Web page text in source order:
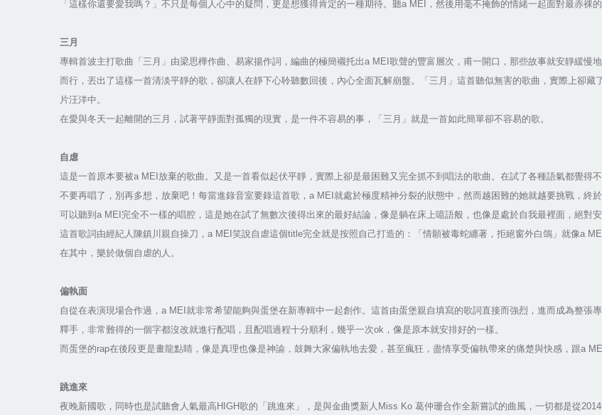
「這樣你還要愛我嗎？」不只是每個人心中的疑問，更是想獲得肯定的一種期待。聽a MEI，然後用毫不掩飾的情緒一起面對最赤裸的
三月
專輯首波主打歌曲「三月」由梁思樺作曲、易家揚作詞，編曲的極簡襯托出a MEI歌聲的豐富層次，甫一開口，那些故事就安靜緩慢
而行，丟出了這樣一首清淡平靜的歌，卻讓人在靜下心聆聽數回後，內心全面瓦解崩盤。「三月」這首聽似無害的歌曲，實際上卻
片汪洋中。
在愛與冬天一起離開的三月，試著平靜面對孤獨的現實，是一件不容易的事，「三月」就是一首如此簡單卻不容易的歌。
自虐
這是一首原本要被a MEI放棄的歌曲。又是一首看似起伏平靜，實際上卻是最困難又完全抓不到唱法的歌曲。在試了各種語氣都覺得
不要再唱了，別再多想，放棄吧！每當進錄音室要錄這首歌，a MEI就處於極度精神分裂的狀態中，然而越困難的她就越要挑戰，終
可以聽到a MEI完全不一樣的唱腔，這是她在試了無數次後得出來的最好結論，像是躺在床上噫語般，也像是處於自我最裡面，絕對
這首歌詞由經紀人陳鎮川親自操刀，a MEI笑說自虐這個title完全就是按照自己打造的：「情願被毒蛇纏著，拒絕窗外白鴿」就像a
在其中，樂於做個自虐的人。
偏執面
自從在表演現場合作過，a MEI就非常希望能夠與蛋堡在新專輯中一起創作。這首由蛋堡親自填寫的歌詞直接而強烈，進而成為整張
釋手，非常難得的一個字都沒改就進行配唱，且配唱過程十分順利，幾乎一次ok，像是原本就安排好的一樣。
而蛋堡的rap在後段更是畫龍點睛，像是真理也像是神諭，鼓舞大家偏執地去愛，甚至瘋狂，盡情享受偏執帶來的痛楚與快感，跟a
跳進來
夜晚新國歌，同時也是試聽會人氣最高HIGH歌的「跳進來」，是與金曲獎新人Miss Ko 葛仲珊合作全新嘗試的曲風，一切都是從